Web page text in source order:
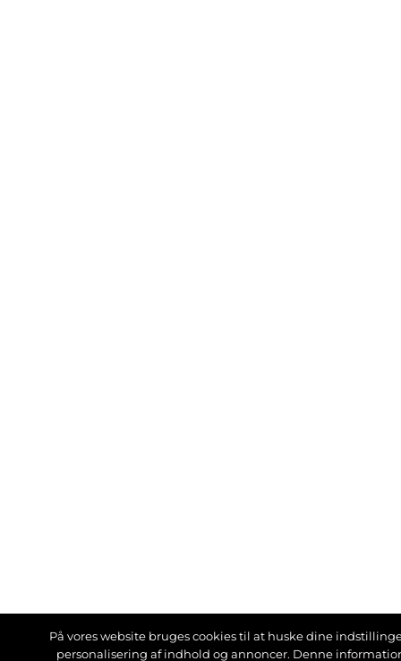
På vores website bruges cookies til at huske dine
personalisering af indhold og annoncer. Denne